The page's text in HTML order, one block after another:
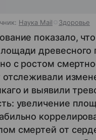
Наука Mail Здоровье
показало, что
древесного
с ростом
отслеживали
и выявили
увеличение
смертей от